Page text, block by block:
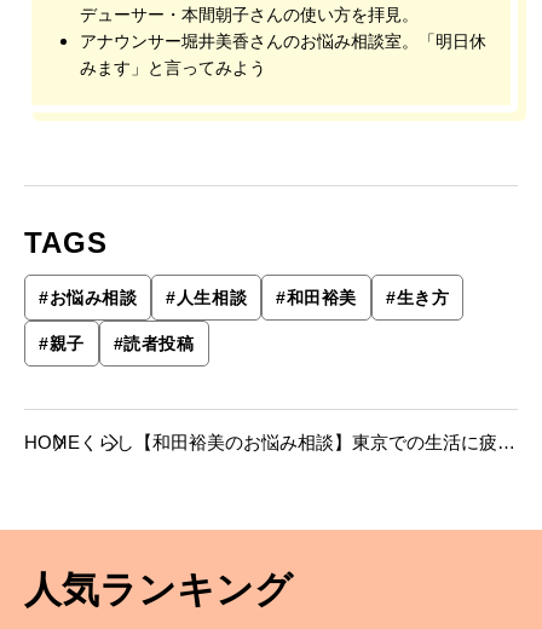
デューサー・本間朝子さんの使い方を拝見。
アナウンサー堀井美香さんのお悩み相談室。「明日休
みます」と言ってみよう
TAGS
#お悩み相談 #人生相談 #和田裕美 #生き方
#親子 #読者投稿
HOME くらし
【和田裕美のお悩み相談】東京での生活に疲れ
人気ランキング